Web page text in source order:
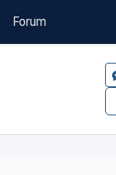
Forum